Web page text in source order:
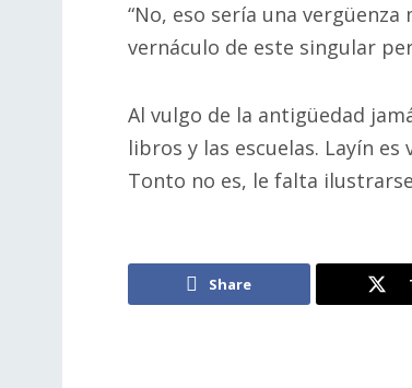
“No, eso sería una
vernáculo de este singular
Al vulgo de la antigüedad
libros y las escuelas. Layín
Tonto no es, le falta
Share